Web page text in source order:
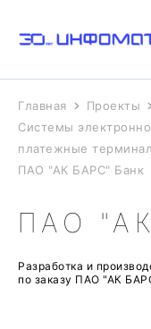
Главная
Проекты
Системы
платежные
ПАО "АК БАРС" Банк
ПАО
Разработка и
по заказу ПАО "АК